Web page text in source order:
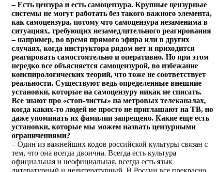
– Есть цензура и есть самоцензура. Крупные цензурные
системы не могут работать без такого важного элемента,
как самоцензура, потому что самоцензура незаменима в
ситуациях, требующих незамедлительного реагирования
– например, во время прямого эфира или в других
случаях, когда инструктора рядом нет и приходится
реагировать самостоятельно и оперативно. Но при этом
нередко все объясняется самоцензурой, во избежание
конспирологических теорий, что тоже не соответствует
реальности. Существуют ведь определенные внешние
установки, которые на самоцензуру никак не списать.
Все знают про «стоп-листы» на метровых телеканалах,
когда каких-то людей не просто не приглашают на ТВ, но
даже упоминать их фамилии запрещено. Какие еще есть
установки, которые мы можем назвать цензурными
ограничениями?
– Один из важнейших кодов российской культуры связан с
тем, что она всегда двоична. Всегда есть культура
официальная и неофициальная, всегда есть язык